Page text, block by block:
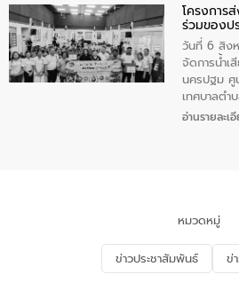
ประชาชน ตั
เทศบาลตำ
คุณภาพน้ำเ
น้อย แก้วเ
เสียสาขาภู
5 คน ร่วมท
ชายหาดแล
โครงการ
ร่วมของป
แก้ไขปัญห
วันที่ 6 สิง
จัดการน้ำเ
นครปฐม ศู
เทศบาลต
กิจกรรมภา
จัดการน้ำเ
อนุรักษ์สิ่ง
และการบำ
เกี่ยวกับสา
อ่านรายละเ
หมวดหมู่
ข่าวประชาสัมพันธ์ ข่